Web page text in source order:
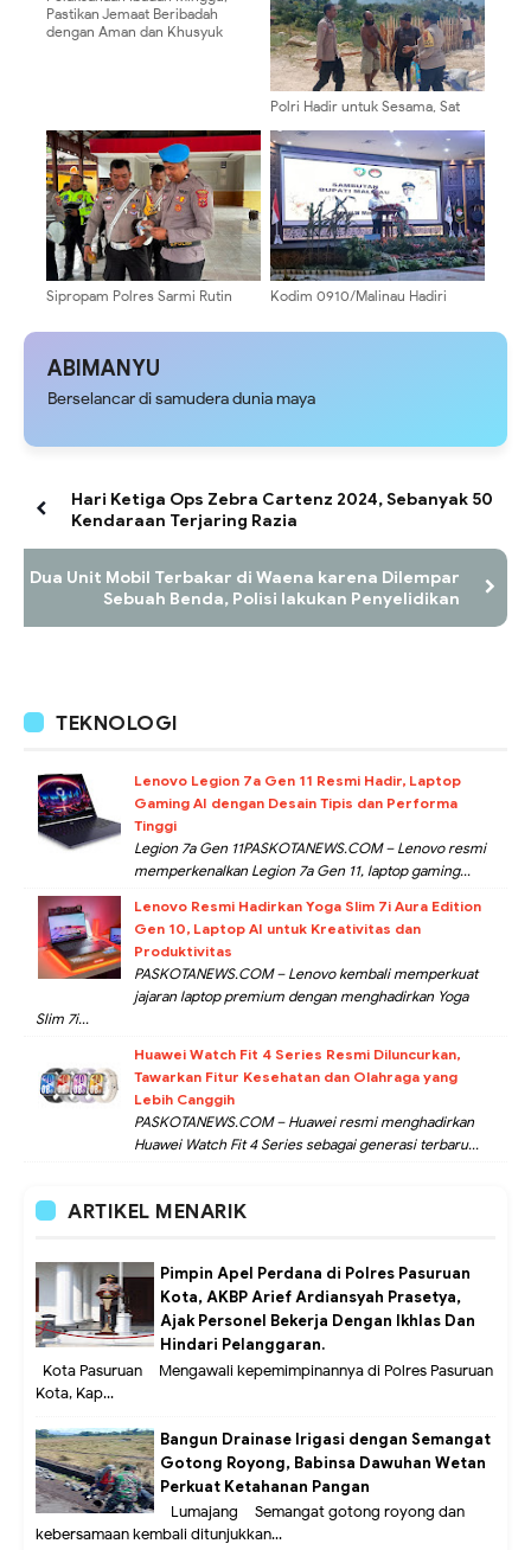
Pastikan Jemaat Beribadah
dengan Aman dan Khusyuk
Polri Hadir untuk Sesama, Sat
Tengah Berikan Dukungan Untuk
Gereja Katolik Santo Yusuf
Sipropam Polres Sarmi Rutin
Administrasi Personel,
Profesionalisme Anggota
Kodim 0910/Malinau Hadiri
Wanita Persatuan Kabupaten
ABIMANYU
Berselancar di samudera dunia maya
Hari Ketiga Ops Zebra Cartenz 2024, Sebanyak 50
Kendaraan Terjaring Razia
Dua Unit Mobil Terbakar di Waena karena Dilempar
Sebuah Benda, Polisi lakukan Penyelidikan
TEKNOLOGI
Lenovo Legion 7a Gen 11 Resmi Hadir, Laptop
Gaming AI dengan Desain Tipis dan Performa
Tinggi
Legion 7a Gen 11PASKOTANEWS.COM – Lenovo resmi
memperkenalkan Legion 7a Gen 11, laptop gaming...
Lenovo Resmi Hadirkan Yoga Slim 7i Aura Edition
Gen 10, Laptop AI untuk Kreativitas dan
Produktivitas
PASKOTANEWS.COM – Lenovo kembali memperkuat
jajaran laptop premium dengan menghadirkan Yoga
Slim 7i...
Huawei Watch Fit 4 Series Resmi Diluncurkan,
Tawarkan Fitur Kesehatan dan Olahraga yang
Lebih Canggih
PASKOTANEWS.COM – Huawei resmi menghadirkan
Huawei Watch Fit 4 Series sebagai generasi terbaru...
ARTIKEL MENARIK
Pimpin Apel Perdana di Polres Pasuruan
Kota, AKBP Arief Ardiansyah Prasetya,
Ajak Personel Bekerja Dengan Ikhlas Dan
Hindari Pelanggaran.
Kota Pasuruan – Mengawali kepemimpinannya di Polres Pasuruan
Kota, Kap...
Bangun Drainase Irigasi dengan Semangat
Gotong Royong, Babinsa Dawuhan Wetan
Perkuat Ketahanan Pangan
Lumajang – Semangat gotong royong dan
kebersamaan kembali ditunjukkan...